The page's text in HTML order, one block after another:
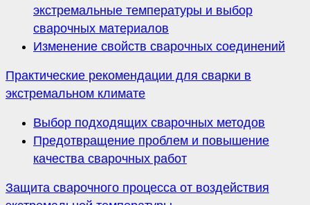
экстремальные температуры и выбор
сварочных материалов
Изменение свойств сварочных соединений
Практические рекомендации для сварки в
экстремальном климате
Выбор подходящих сварочных методов
Предотвращение проблем и повышение
качества сварочных работ
Защита сварочного процесса от воздействия